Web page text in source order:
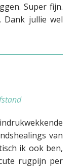
Super fijn.
Dank jullie wel
van
ik ook ben,
rugpijn per